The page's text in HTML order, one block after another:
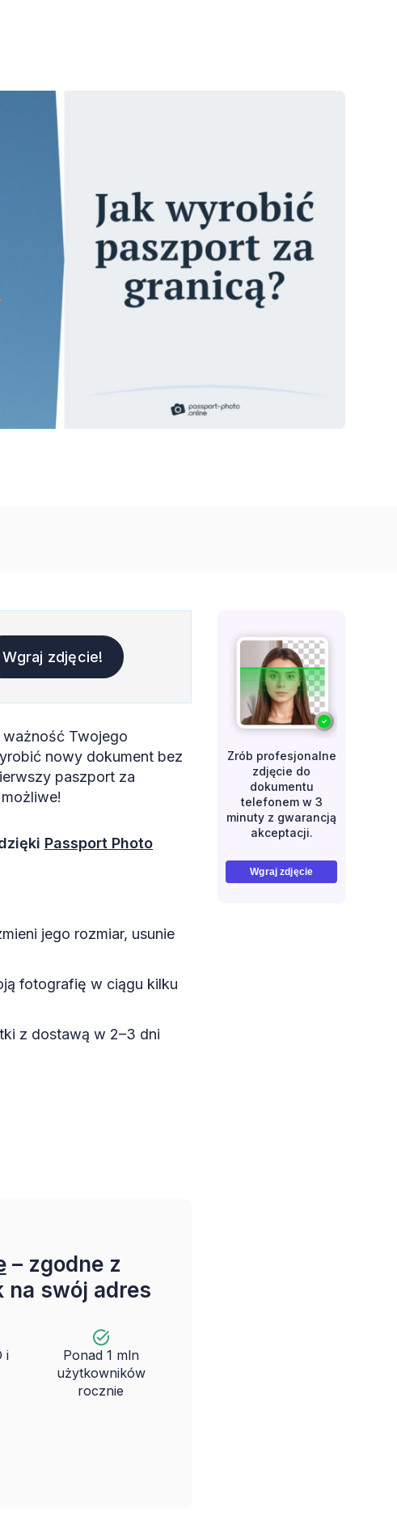
Wgraj zdjęcie!
ważność Twojego
nowy dokument bez
paszport za
Passport Photo
jego rozmiar, usunie
fotografię w ciągu kilku
z dostawą w 2–3 dni
– zgodne z
swój adres
i
Ponad 1 mln
użytkowników
rocznie
Zrób profesjonalne
zdjęcie do
dokumentu
telefonem w 3
minuty z gwarancją
akceptacji.
Wgraj zdjęcie